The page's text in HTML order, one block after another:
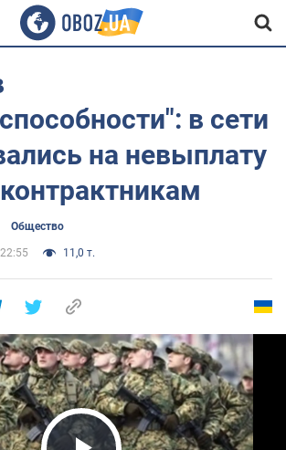
в сети
на невыплату
Общество
11,0 т.